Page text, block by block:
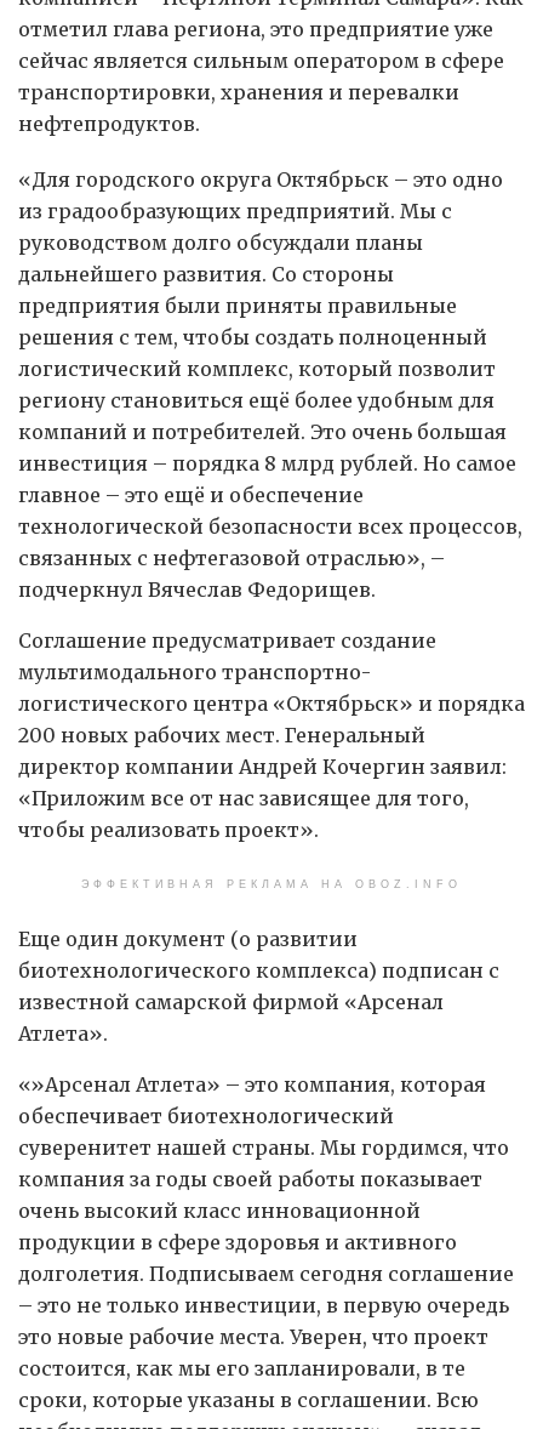
отметил глава региона, это предприятие уже
сейчас является сильным оператором в сфере
транспортировки, хранения и перевалки
нефтепродуктов.
«Для городского округа Октябрьск – это одно
из градообразующих предприятий. Мы с
руководством долго обсуждали планы
дальнейшего развития. Со стороны
предприятия были приняты правильные
решения с тем, чтобы создать полноценный
логистический комплекс, который позволит
региону становиться ещё более удобным для
компаний и потребителей. Это очень большая
инвестиция – порядка 8 млрд рублей. Но самое
главное – это ещё и обеспечение
технологической безопасности всех процессов,
связанных с нефтегазовой отраслью», –
подчеркнул Вячеслав Федорищев.
Соглашение предусматривает создание
мультимодального транспортно-
логистического центра «Октябрьск» и порядка
200 новых рабочих мест. Генеральный
директор компании Андрей Кочергин заявил:
«Приложим все от нас зависящее для того,
чтобы реализовать проект».
ЭФФЕКТИВНАЯ РЕКЛАМА НА OBOZ.INFO
Еще один документ (о развитии
биотехнологического комплекса) подписан с
известной самарской фирмой «Арсенал
Атлета».
«»Арсенал Атлета» – это компания, которая
обеспечивает биотехнологический
суверенитет нашей страны. Мы гордимся, что
компания за годы своей работы показывает
очень высокий класс инновационной
продукции в сфере здоровья и активного
долголетия. Подписываем сегодня соглашение
– это не только инвестиции, в первую очередь
это новые рабочие места. Уверен, что проект
состоится, как мы его запланировали, в те
сроки, которые указаны в соглашении. Всю